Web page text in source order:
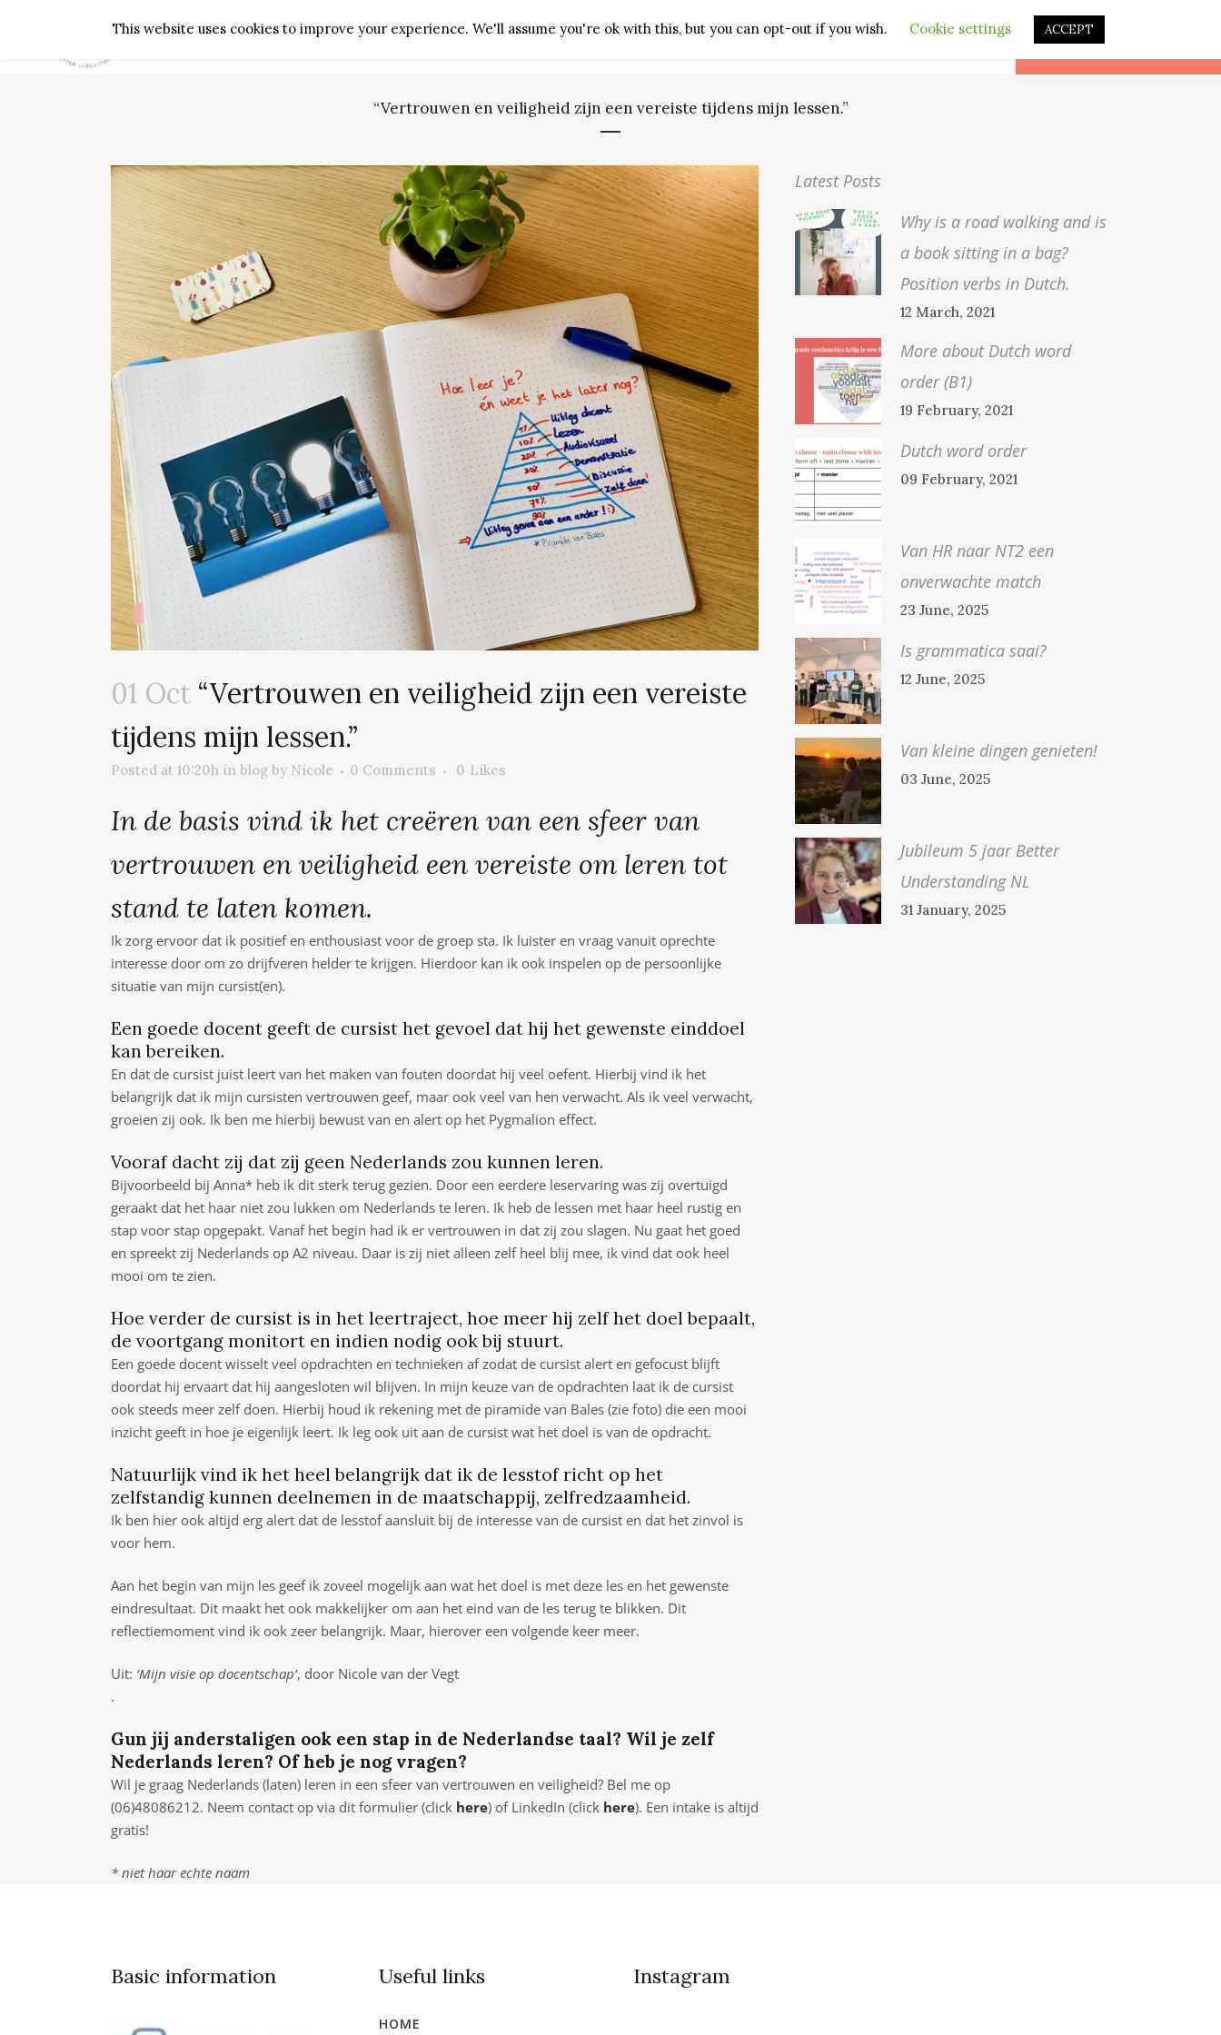
CONTACT
HOME ABOUT ARTICLES LEARN DUTCH
“Vertrouwen en veiligheid zijn een vereiste tijdens mijn lessen.”
01 Oct “Vertrouwen en veiligheid zijn een vereiste
tijdens mijn lessen.”
Posted at 10:20h in blog by Nicole 0 Comments 0 Likes
In de basis vind ik het creëren van een sfeer van
vertrouwen en veiligheid een vereiste om leren tot
stand te laten komen.
Ik zorg ervoor dat ik positief en enthousiast voor de groep sta. Ik luister en vraag vanuit oprechte
interesse door om zo drijfveren helder te krijgen. Hierdoor kan ik ook inspelen op de persoonlijke
situatie van mijn cursist(en).
Een goede docent geeft de cursist het gevoel dat hij het gewenste einddoel
kan bereiken.
En dat de cursist juist leert van het maken van fouten doordat hij veel oefent. Hierbij vind ik het
belangrijk dat ik mijn cursisten vertrouwen geef, maar ook veel van hen verwacht. Als ik veel verwacht,
groeien zij ook. Ik ben me hierbij bewust van en alert op het Pygmalion effect.
Vooraf dacht zij dat zij geen Nederlands zou kunnen leren.
Bijvoorbeeld bij Anna* heb ik dit sterk terug gezien. Door een eerdere leservaring was zij overtuigd
geraakt dat het haar niet zou lukken om Nederlands te leren. Ik heb de lessen met haar heel rustig en
stap voor stap opgepakt. Vanaf het begin had ik er vertrouwen in dat zij zou slagen. Nu gaat het goed
en spreekt zij Nederlands op A2 niveau. Daar is zij niet alleen zelf heel blij mee, ik vind dat ook heel
mooi om te zien.
Hoe verder de cursist is in het leertraject, hoe meer hij zelf het doel bepaalt,
de voortgang monitort en indien nodig ook bij stuurt.
Een goede docent wisselt veel opdrachten en technieken af zodat de cursist alert en gefocust blijft
doordat hij ervaart dat hij aangesloten wil blijven. In mijn keuze van de opdrachten laat ik de cursist
ook steeds meer zelf doen. Hierbij houd ik rekening met de piramide van Bales (zie foto) die een mooi
inzicht geeft in hoe je eigenlijk leert. Ik leg ook uit aan de cursist wat het doel is van de opdracht.
Natuurlijk vind ik het heel belangrijk dat ik de lesstof richt op het
zelfstandig kunnen deelnemen in de maatschappij, zelfredzaamheid.
Ik ben hier ook altijd erg alert dat de lesstof aansluit bij de interesse van de cursist en dat het zinvol is
voor hem.
Aan het begin van mijn les geef ik zoveel mogelijk aan wat het doel is met deze les en het gewenste
eindresultaat. Dit maakt het ook makkelijker om aan het eind van de les terug te blikken. Dit
reflectiemoment vind ik ook zeer belangrijk. Maar, hierover een volgende keer meer.
Uit: ‘Mijn visie op docentschap’, door Nicole van der Vegt
.
Gun jij anderstaligen ook een stap in de Nederlandse taal? Wil je zelf
Nederlands leren? Of heb je nog vragen?
Wil je graag Nederlands (laten) leren in een sfeer van vertrouwen en veiligheid? Bel me op
(06)48086212. Neem contact op via dit formulier (click here) of LinkedIn (click here). Een intake is altijd
gratis!
* niet haar echte naam
Latest Posts
Why is a road walking and is
a book sitting in a bag?
Position verbs in Dutch.
12 March, 2021
More about Dutch word
order (B1)
19 February, 2021
Dutch word order
09 February, 2021
Van HR naar NT2 een
onverwachte match
23 June, 2025
Is grammatica saai?
12 June, 2025
Van kleine dingen genieten!
03 June, 2025
Jubileum 5 jaar Better
Understanding NL
31 January, 2025
Basic information Useful links
HOME
Instagram
This website uses cookies to improve your experience. We'll assume you're ok with this, but you can opt-out if you wish. Cookie settings ACCEPT